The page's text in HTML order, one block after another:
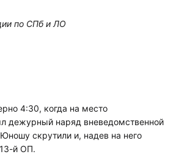
по СПб и ЛО
4:30, когда на место
дежурный наряд вневедомственной
скрутили и, надев на него
й ОП.